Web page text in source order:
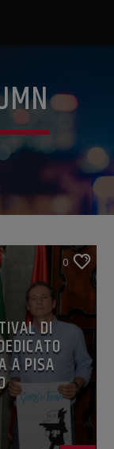
0
DI
A PISA